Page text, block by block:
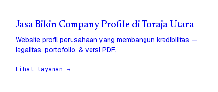
Jasa Bikin Company Profile di Toraja Utara
Website profil perusahaan yang membangun kredibilitas —
legalitas, portofolio, & versi PDF.
Lihat layanan →